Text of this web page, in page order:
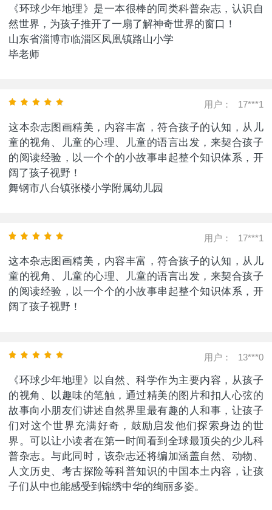
《环球少年地理》是一本很棒的同类科普杂志，认识自
然世界，为孩子推开了一扇了解神奇世界的窗口！
山东省淄博市临淄区凤凰镇路山小学
毕老师
用户： 17***1
这本杂志图画精美，内容丰富，符合孩子的认知，从儿
童的视角、儿童的心理、儿童的语言出发，来契合孩子
的阅读经验，以一个个的小故事串起整个知识体系，开
阔了孩子视野！
舞钢市八台镇张楼小学附属幼儿园
用户： 17***1
这本杂志图画精美，内容丰富，符合孩子的认知，从儿
童的视角、儿童的心理、儿童的语言出发，来契合孩子
的阅读经验，以一个个的小故事串起整个知识体系，开
阔了孩子视野！
用户： 13***0
《环球少年地理》以自然、科学作为主要内容，从孩子
的视角、以趣味的笔触，通过精美的图片和扣人心弦的
故事向小朋友们讲述自然界里最有趣的人和事，让孩子
们对这个世界充满好奇，鼓励启发他们探索身边的世
界。可以让小读者在第一时间看到全球最顶尖的少儿科
普杂志。与此同时，该杂志还将编加涵盖自然、动物、
人文历史、考古探险等科普知识的中国本土内容，让孩
子们从中也能感受到锦绣中华的绚丽多姿。